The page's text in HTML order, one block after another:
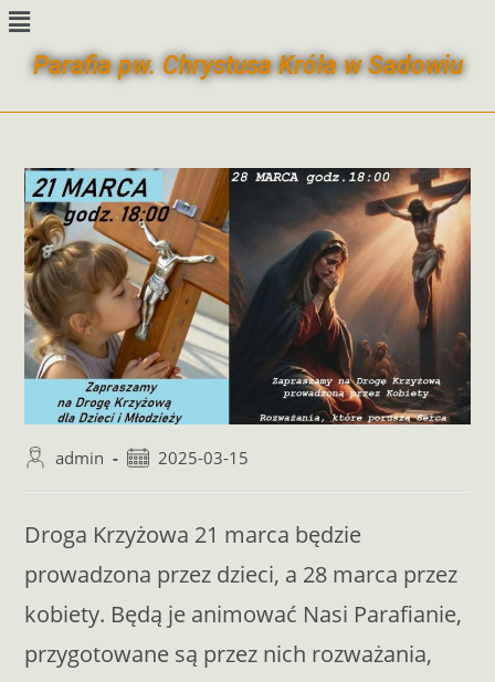
Parafia pw. Chrystusa Króla w Sadowiu
admin 2025-03-15
Droga Krzyżowa 21 marca będzie
prowadzona przez dzieci, a 28 marca przez
kobiety. Będą je animować Nasi Parafianie,
przygotowane są przez nich rozważania,